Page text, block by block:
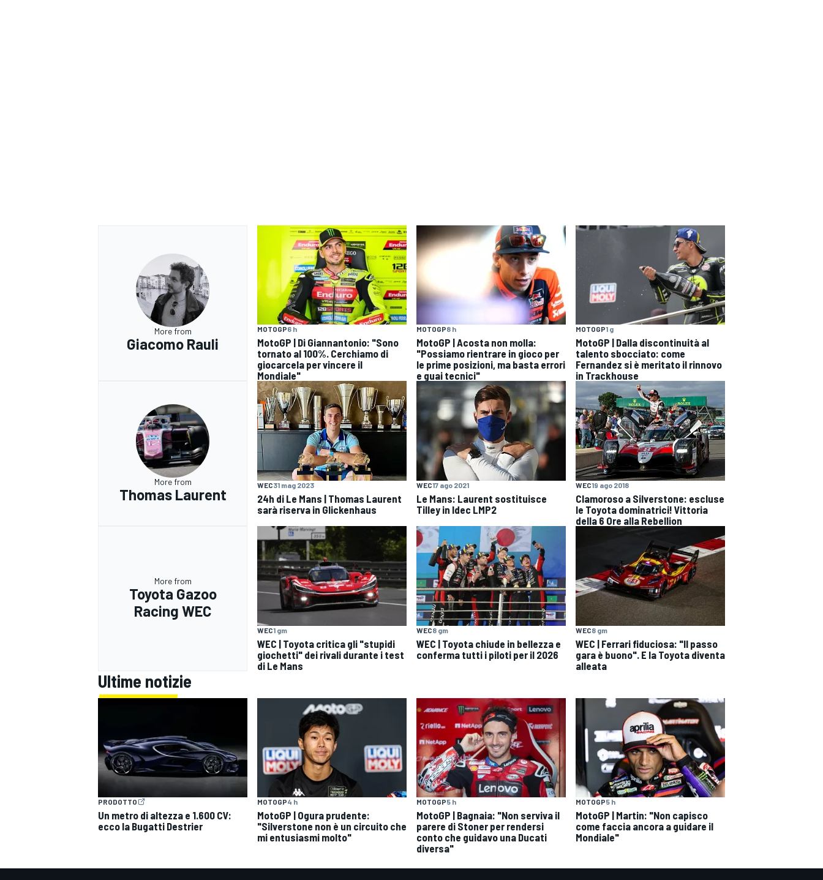
MONOMARCA
More from
Giacomo Rauli
MOTOGP6 h
MotoGP | Di Giannantonio: "Sono
tornato al 100%. Cerchiamo di
giocarcela per vincere il
Mondiale"
MOTOGP8 h
MotoGP | Acosta non molla:
"Possiamo rientrare in gioco per
le prime posizioni, ma basta errori
e guai tecnici"
MOTOGP1 g
MotoGP | Dalla discontinuità al
talento sbocciato: come
Fernandez si è meritato il rinnovo
in Trackhouse
More from
Thomas Laurent
WEC31 mag 2023
24h di Le Mans | Thomas Laurent
sarà riserva in Glickenhaus
WEC17 ago 2021
Le Mans: Laurent sostituisce
Tilley in Idec LMP2
WEC19 ago 2018
Clamoroso a Silverstone: escluse
le Toyota dominatrici! Vittoria
della 6 Ore alla Rebellion
More from
Toyota Gazoo
Racing WEC
WEC1 gm
WEC | Toyota critica gli "stupidi
giochetti" dei rivali durante i test
di Le Mans
WEC8 gm
WEC | Toyota chiude in bellezza e
conferma tutti i piloti per il 2026
WEC8 gm
WEC | Ferrari fiduciosa: "Il passo
gara è buono". E la Toyota diventa
alleata
Ultime notizie
PRODOTTO
Un metro di altezza e 1.600 CV:
ecco la Bugatti Destrier
MOTOGP4 h
MotoGP | Ogura prudente:
"Silverstone non è un circuito che
mi entusiasmi molto"
MOTOGP5 h
MotoGP | Bagnaia: "Non serviva il
parere di Stoner per rendersi
conto che guidavo una Ducati
diversa"
MOTOGP5 h
MotoGP | Martin: "Non capisco
come faccia ancora a guidare il
Mondiale"